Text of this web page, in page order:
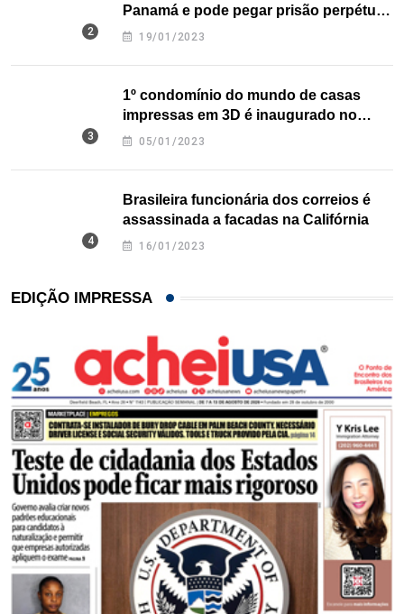
Panamá e pode pegar prisão perpétua
nos EUA
19/01/2023
1º condomínio do mundo de casas
impressas em 3D é inaugurado no
Texas
05/01/2023
Brasileira funcionária dos correios é
assassinada a facadas na Califórnia
16/01/2023
EDIÇÃO IMPRESSA